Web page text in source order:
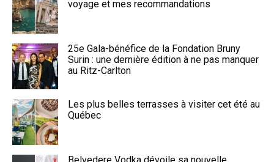
voyage et mes recommandations
25e Gala-bénéfice de la Fondation Bruny
Surin : une dernière édition à ne pas manquer
au Ritz-Carlton
Les plus belles terrasses à visiter cet été au
Québec